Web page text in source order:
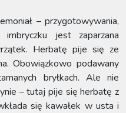
– przygotowywania,
jest zaparzana
Herbatę pije się ze
Obowiązkowo podawany
bryłkach. Ale nie
– tutaj pije się herbatę z
się kawałek w usta i